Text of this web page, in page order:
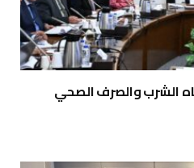
الشرب والصرف الصحي